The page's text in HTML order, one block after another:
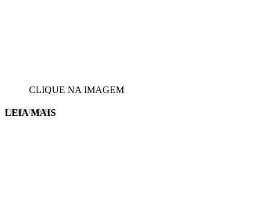
CLIQUE NA IMAGEM
EVINIS TALON
LEIA MAIS